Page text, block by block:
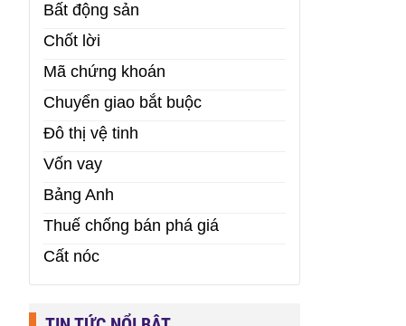
Bất động sản
Chốt lời
Mã chứng khoán
Chuyển giao bắt buộc
Đô thị vệ tinh
Vốn vay
Bảng Anh
Thuế chống bán phá giá
Cất nóc